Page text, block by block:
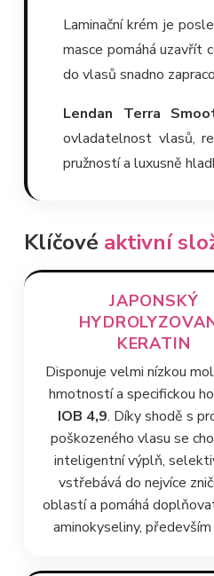
Laminační krém je
masce pomáhá uzavřít
do vlasů snadno
Lendan Terra
ovladatelnost vlasů,
pružností a luxusně
Klíčové aktivní
JAPONSKÝ
KERATIN
Disponuje velmi nízkou
hmotností a specifickou
IOB 4,9. Díky shodě s
poškozeného vlasu se
inteligentní výplň,
vstřebává do nejvíce
oblastí a pomáhá
aminokyseliny,